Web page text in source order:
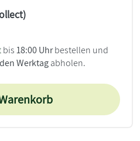
bis18:00 Uhrbestellen und
Werktagabholen.